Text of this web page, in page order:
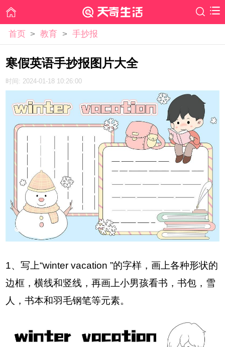
首页 > 教育 > 手抄报
寒假英语手抄报图片大全
时间: 2024-01-18 10:26:00
1、写上“winter vacation ”的字样，画上各种形状的
边框，横线和竖线，再画上小男孩看书，书包，雪
人，书本和羽毛钢笔等元素。